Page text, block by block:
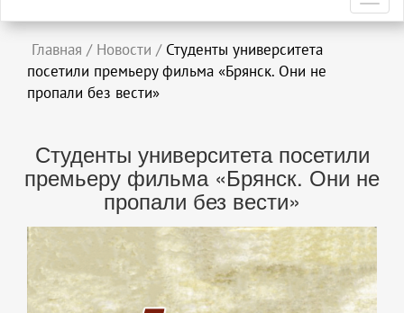
Главная / Новости / Студенты университета
посетили премьеру фильма «Брянск. Они не
пропали без вести»
Студенты университета посетили
премьеру фильма «Брянск. Они не
пропали без вести»